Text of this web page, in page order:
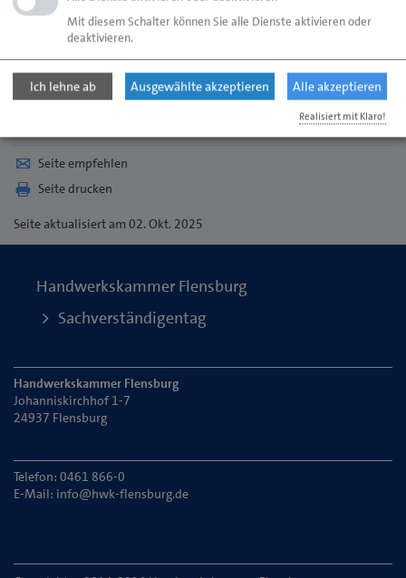
der Datenschutzerklärung).
Anmeldung absenden
Seite empfehlen
Seite drucken
Seiteaktualisiert am 02. Okt. 2025
Handwerkskammer Flensburg
Sachverständigentag
Handwerkskammer Flensburg
Johanniskirchhof 1-7
24937 Flensburg
Telefon: 0461 866-0
E-Mail: info@hwk-flensburg.de
Mit diesem Schalter können Sie alle Dienste aktivieren oder
deaktivieren.
Ich lehne ab Ausgewählte akzeptieren Alle akzeptieren
Realisiert mit Klaro!